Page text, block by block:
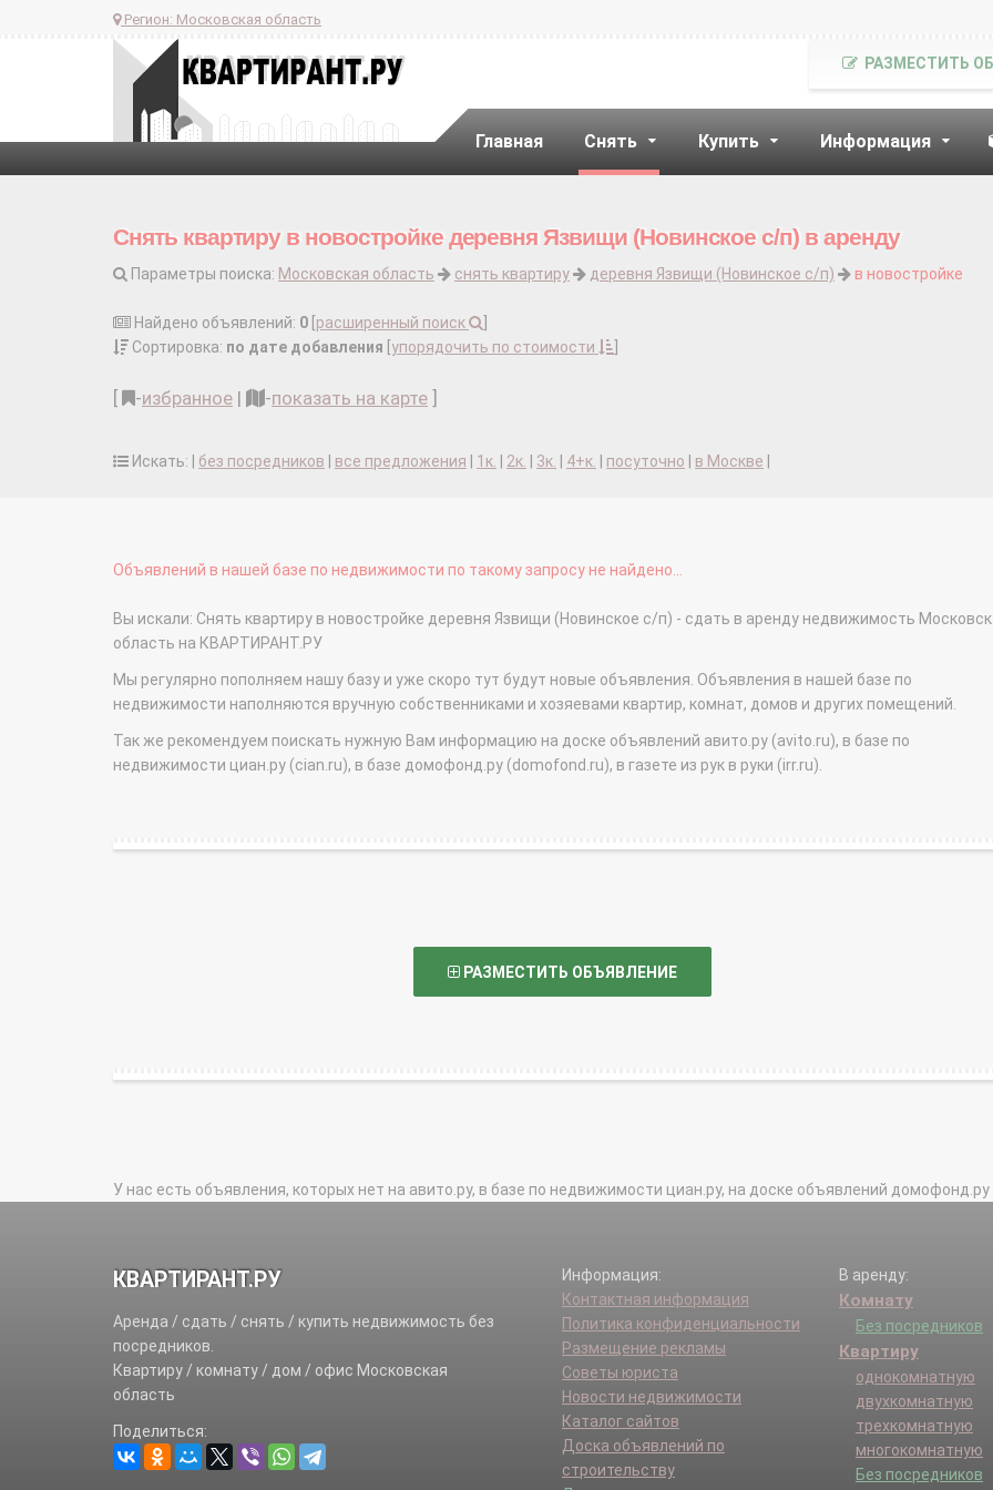
Регион: Московская область
Главная Снять Купить Информация
РАЗМЕСТИТЬ
Снять квартиру в новостройке деревня Язвищи (Новинское с/п) в аренду
Параметры поиска: Московская область снять квартиру деревня Язвищи (Новинское с/п) в новостройке
Найдено объявлений: 0 расширенный поиск
Сортировка: по дате добавления упорядочить по стоимости
-избранное | -показать на карте
Искать: | без посредников все предложения 1к. 2к. 3к. 4+к. посуточно в Москве
Объявлений в нашей базе по недвижимости по такому запросу не найдено...
Вы искали: Снять квартиру в новостройке деревня Язвищи (Новинское с/п) - сдать в аренду недвижимость
область на КВАРТИРАНТ.РУ
Мы регулярно пополняем нашу базу и уже скоро тут будут новые объявления. Объявления в нашей базе по
недвижимости наполняются вручную собственниками и хозяевами квартир, комнат, домов и других помещений.
Так же рекомендуем поискать нужную Вам информацию на доске объявлений авито.ру (avito.ru), в базе по
недвижимости циан.ру (cian.ru), в базе домофонд.ру (domofond.ru), в газете из рук в руки (irr.ru).
РАЗМЕСТИТЬ ОБЪЯВЛЕНИЕ
У нас есть объявления, которых нет на авито.ру, в базе по недвижимости циан.ру, на доске объявлений домофонд.ру
КВАРТИРАНТ.РУ
Аренда / сдать / снять / купить недвижимость без
посредников.
Квартиру / комнату / дом / офис Московская
область
Поделиться:
Информация:
Контактная информация
Политика конфиденциальности
Размещение рекламы
Советы юриста
Новости недвижимости
Каталог сайтов
Доска объявлений по
строительству
В аренду:
Комнату
Без посредников
Квартиру
однокомнатную
двухкомнатную
трехкомнатную
многокомнатную
Без посредников